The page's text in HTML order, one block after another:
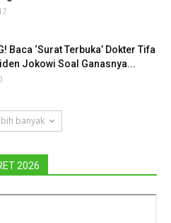
Baca ‘Surat Terbuka’ Dokter Tifa
Jokowi Soal Ganasnya...
banyak
2026